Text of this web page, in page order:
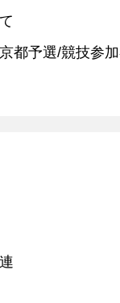
都予選/競技参